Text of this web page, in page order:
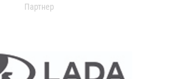
Партнер